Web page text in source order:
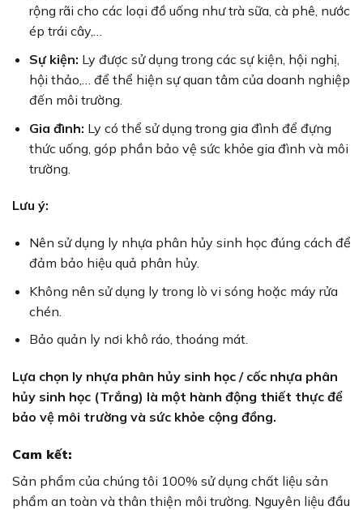
rộng rãi cho các loại đồ uống như trà sữa, cà phê, nước
ép trái cây,…
Sự kiện: Ly được sử dụng trong các sự kiện, hội nghị,
hội thảo,… để thể hiện sự quan tâm của doanh nghiệp
đến môi trường.
Gia đình: Ly có thể sử dụng trong gia đình để đựng
thức uống, góp phần bảo vệ sức khỏe gia đình và môi
trường.
Lưu ý:
Nên sử dụng ly nhựa phân hủy sinh học đúng cách để
đảm bảo hiệu quả phân hủy.
Không nên sử dụng ly trong lò vi sóng hoặc máy rửa
chén.
Bảo quản ly nơi khô ráo, thoáng mát.
Lựa chọn ly nhựa phân hủy sinh học / cốc nhựa phân
hủy sinh học (Trắng) là một hành động thiết thực để
bảo vệ môi trường và sức khỏe cộng đồng.
Cam kết:
Sản phẩm của chúng tôi 100% sử dụng chất liệu sản
phẩm an toàn và thân thiện môi trường. Nguyên liệu đầu